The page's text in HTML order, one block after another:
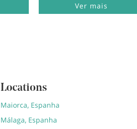
Ver mais
Locations
Maiorca, Espanha
Málaga, Espanha